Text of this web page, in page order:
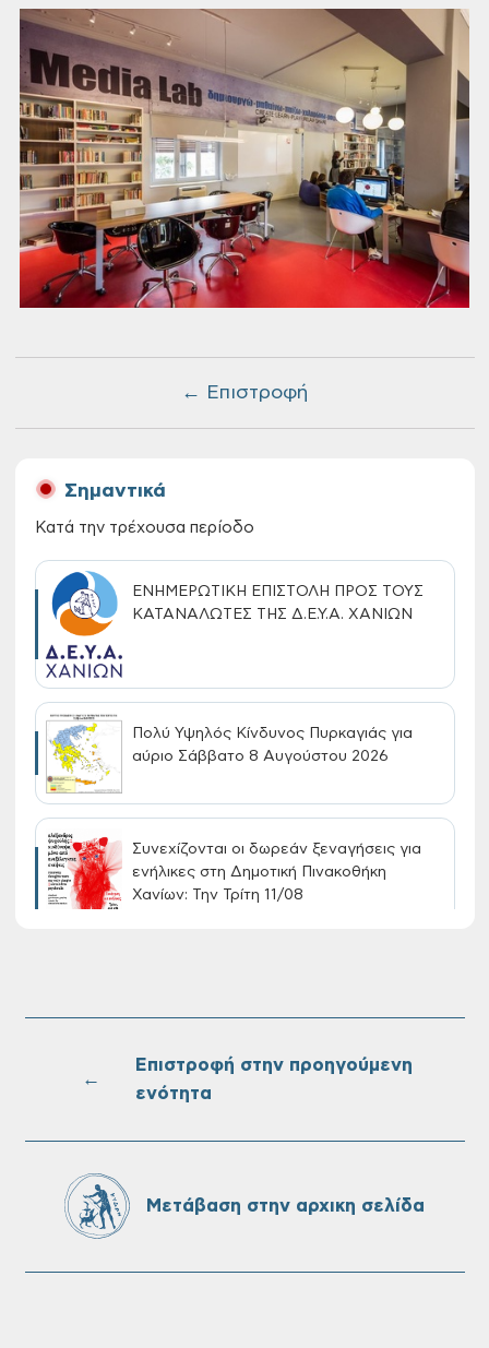
← Επιστροφή
Σημαντικά
Κατά την τρέχουσα περίοδο
ΕΝΗΜΕΡΩΤΙΚΗ ΕΠΙΣΤΟΛΗ ΠΡΟΣ ΤΟΥΣ
ΚΑΤΑΝΑΛΩΤΕΣ ΤΗΣ Δ.Ε.Υ.Α. ΧΑΝΙΩΝ
Πολύ Υψηλός Κίνδυνος Πυρκαγιάς για
αύριο Σάββατο 8 Αυγούστου 2026
Συνεχίζονται οι δωρεάν ξεναγήσεις για
ενήλικες στη Δημοτική Πινακοθήκη
Χανίων: Την Τρίτη 11/08
Τακτική συνεδρίαση Δημοτικής Επιτροπής
←
Επιστροφή στην προηγούμενη
ενότητα
Μετάβαση στην αρχικη σελίδα